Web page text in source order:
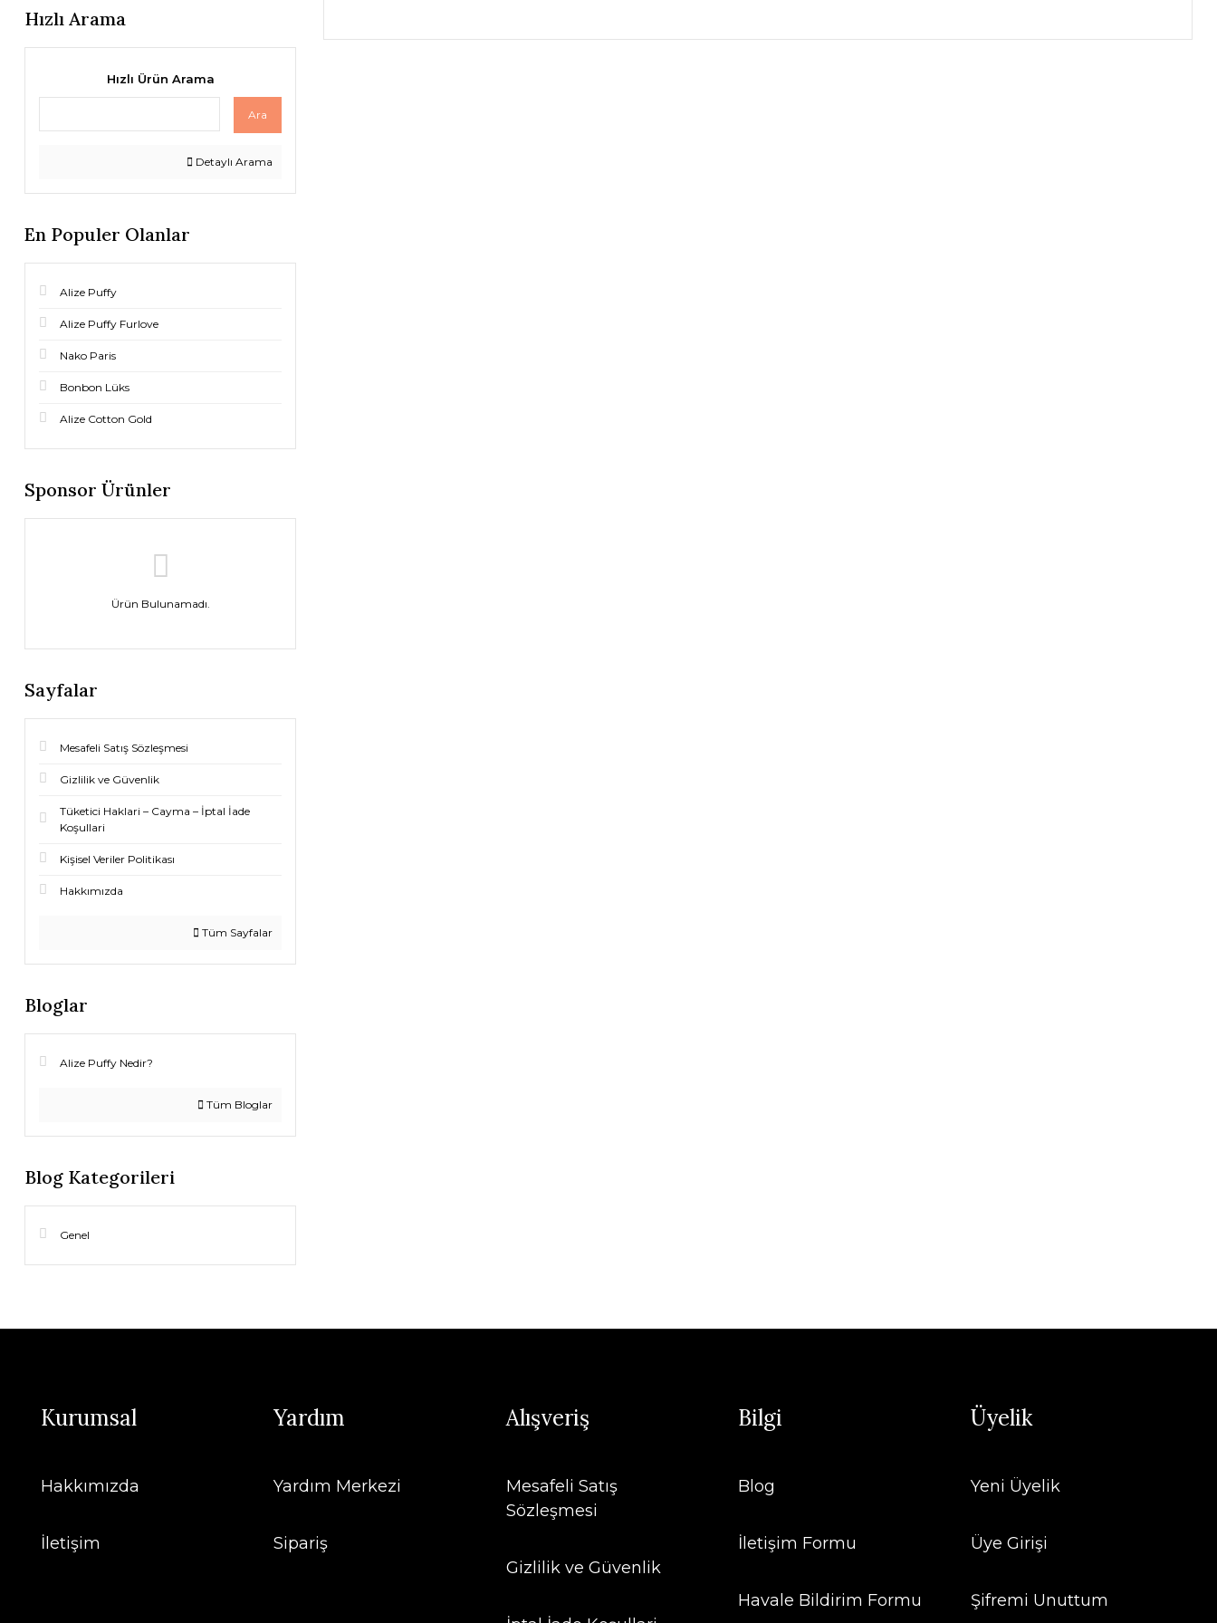
Hızlı Arama
Hızlı Ürün Arama
Ara
Detaylı Arama
En Populer Olanlar
Alize Puffy
Alize Puffy Furlove
Nako Paris
Bonbon Lüks
Alize Cotton Gold
Sponsor Ürünler
Ürün Bulunamadı.
Sayfalar
Mesafeli Satış Sözleşmesi
Gizlilik ve Güvenlik
Tüketici Haklari – Cayma – İptal İade
Koşullari
Kişisel Veriler Politikası
Hakkımızda
Tüm Sayfalar
Bloglar
Alize Puffy Nedir?
Tüm Bloglar
Blog Kategorileri
Genel
Kurumsal
Hakkımızda
İletişim
Yardım
Yardım Merkezi
Sipariş
Alışveriş
Mesafeli Satış
Sözleşmesi
Gizlilik ve Güvenlik
Bilgi
Blog
İletişim Formu
Havale Bildirim Formu
Üyelik
Yeni Üyelik
Üye Girişi
Şifremi Unuttum